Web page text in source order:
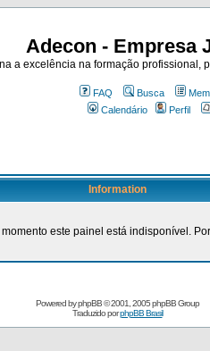
Adecon - Empresa
a excelência na formação
FAQ Busca
Calendário
Perfil
Information
este painel está indisponível.
Powered byphpBB© 2001, 2005 phpBB Group
Traduzido porphpBB Brasil